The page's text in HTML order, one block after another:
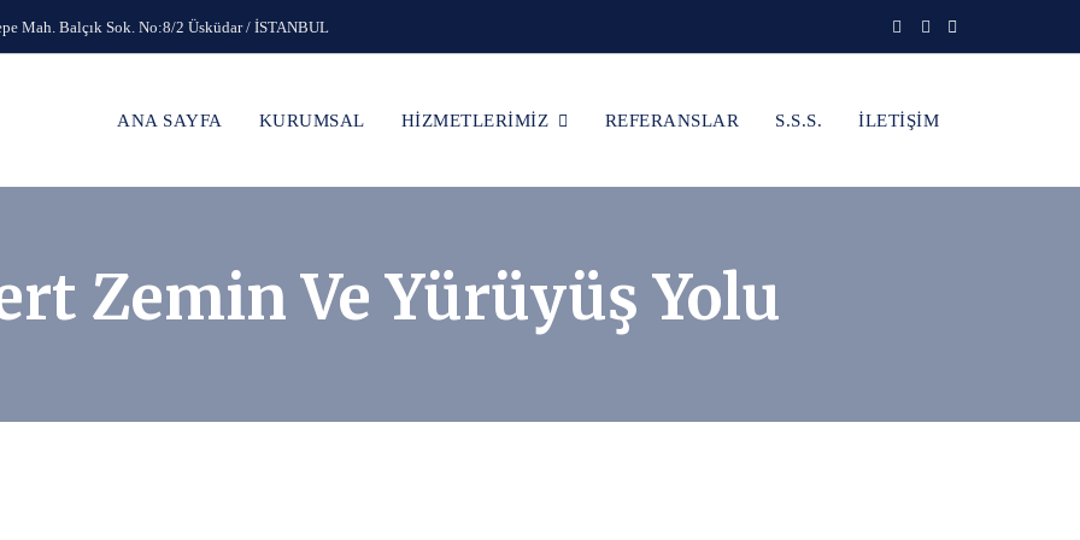
Mah. Balçık Sok. No:8/2 Üsküdar / İSTANBUL
ANA SAYFA KURUMSAL HİZMETLERİMİZ REFERANSLAR S.S.S. İLETİŞİM
Zemin Ve Yürüyüş Yolu